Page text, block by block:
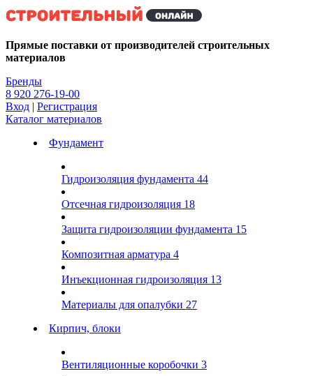
Kg
Прямые поставки от производителей строительных
материалов
Бренды
8 920 276-19-00
Вход | Регистрация
Каталог материалов
Фундамент
Гидроизоляция фундамента 44
Отсечная гидроизоляция 18
Защита гидроизоляции фундамента 15
Композитная арматура 4
Инъекционная гидроизоляция 13
Материалы для опалубки 27
Кирпич, блоки
Вентиляционные коробочки 3